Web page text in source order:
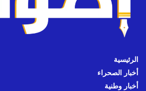
الرئيسية
أخبار الصحراء
أخبار وطنية